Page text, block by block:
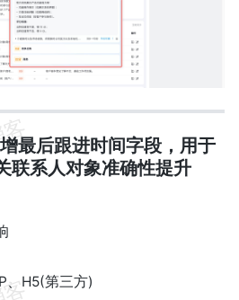
最后跟进时间字段，用于
联系人对象准确性提升
、H5(第三方)